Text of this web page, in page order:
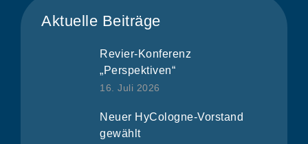
Aktuelle Beiträge
Revier-Konferenz
„Perspektiven“
16. Juli 2026
Neuer HyCologne-Vorstand
gewählt